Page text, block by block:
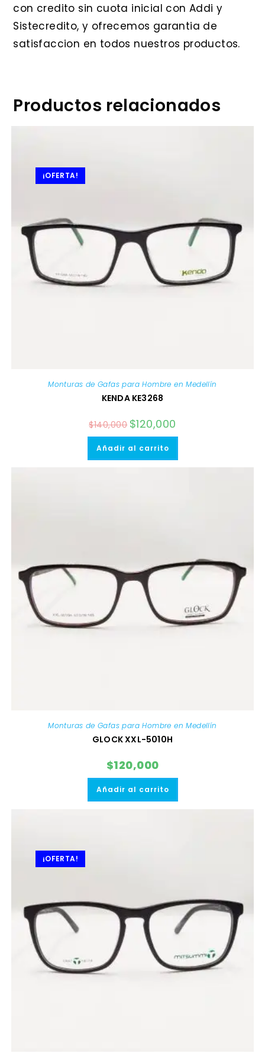
con credito sin cuota inicial con Addi y
Sistecredito, y ofrecemos garantia de
satisfaccion en todos nuestros productos.
Productos relacionados
¡OFERTA!
Monturas de Gafas para Hombre en Medellín
KENDA KE3268
$140,000 El
precio
original
era:
$120,000
actual
Añadir al carrito
Monturas de Gafas para Hombre en Medellín
GLOCK XXL-5010H
$120,000
Añadir al carrito
¡OFERTA!